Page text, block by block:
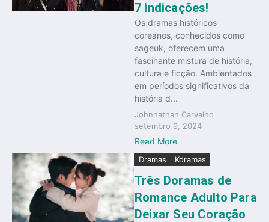
7 indicações!
Os dramas históricos
coreanos, conhecidos como
sageuk, oferecem uma
fascinante mistura de história,
cultura e ficção. Ambientados
em períodos significativos da
história d...
Johnnathan Carvalho
setembro 9, 2024
Read More
Dramas Kdramas
Três Doramas de
Romance Adulto Para
Deixar Seu Coração